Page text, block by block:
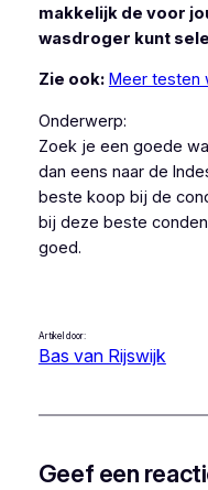
makkelijk de voor
wasdroger kunt
Zie ook: Meer testen
Onderwerp:
Zoek je een goede
dan eens naar de
beste koop bij de
bij deze beste
goed.
Artikel door:
Bas van Rijswijk
Geef een